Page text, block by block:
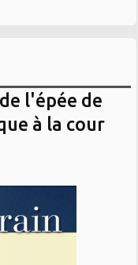
l'épée de
à la cour